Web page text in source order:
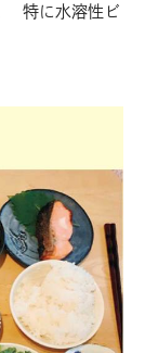
特に水溶性ビ